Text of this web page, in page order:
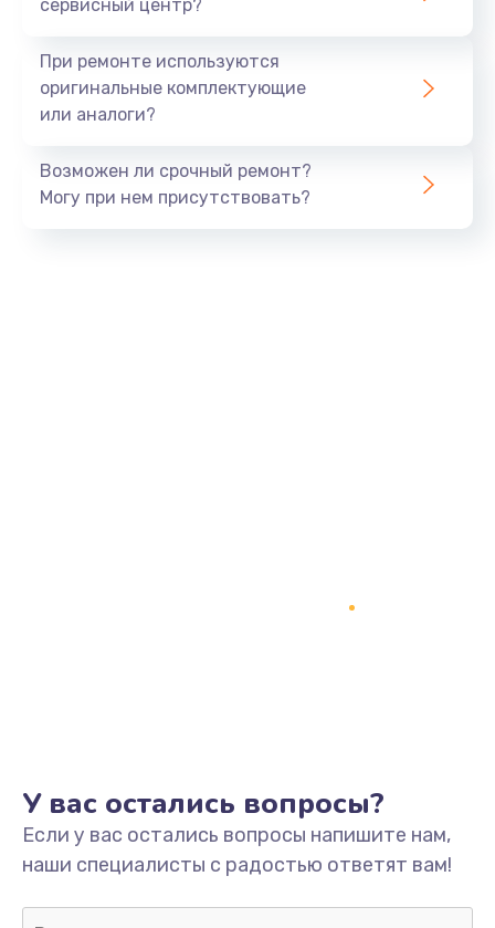
Заказать
Ремонт микросхемы Wi-Fi
1100 руб.
Заказать
720 руб.
Заказать
сервисный центр?
При ремонте используются
оригинальные комплектующие
или аналоги?
Возможен ли срочный ремонт?
Могу при нем присутствовать?
У вас остались вопросы?
Если у вас остались вопросы напишите нам,
наши специалисты с радостью ответят вам!